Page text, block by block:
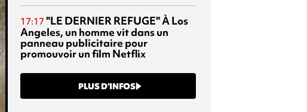
17:17 "LE DERNIER REFUGE"À Los
Angeles, un homme vit dans un
panneau publicitaire pour
promouvoir un film Netflix
PLUS D’INFOS